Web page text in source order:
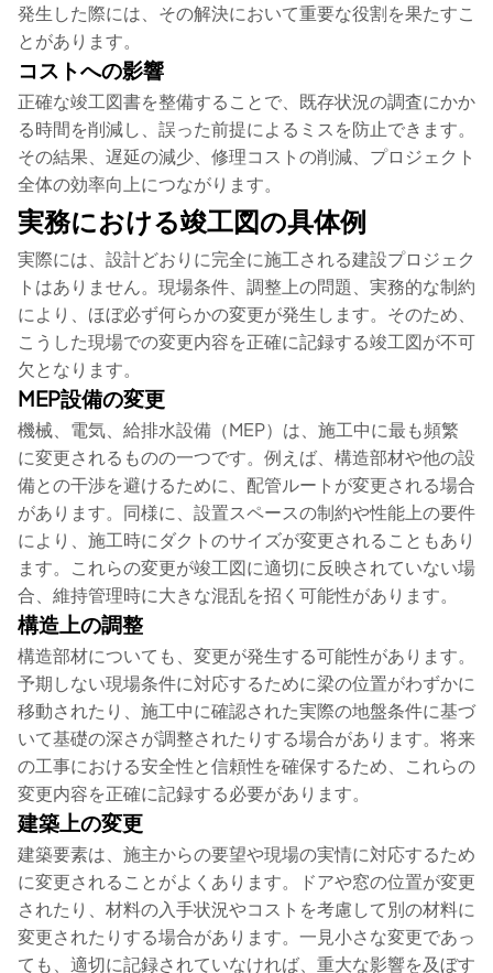
発生した際には、その解決において重要な役割を果たすこ
とがあります。
コストへの影響
正確な竣工図書を整備することで、既存状況の調査にかか
る時間を削減し、誤った前提によるミスを防止できます。
その結果、遅延の減少、修理コストの削減、プロジェクト
全体の効率向上につながります。
実務における竣工図の具体例
実際には、設計どおりに完全に施工される建設プロジェク
トはありません。現場条件、調整上の問題、実務的な制約
により、ほぼ必ず何らかの変更が発生します。そのため、
こうした現場での変更内容を正確に記録する竣工図が不可
欠となります。
MEP設備の変更
機械、電気、給排水設備（MEP）は、施工中に最も頻繁
に変更されるものの一つです。例えば、構造部材や他の設
備との干渉を避けるために、配管ルートが変更される場合
があります。同様に、設置スペースの制約や性能上の要件
により、施工時にダクトのサイズが変更されることもあり
ます。これらの変更が竣工図に適切に反映されていない場
合、維持管理時に大きな混乱を招く可能性があります。
構造上の調整
構造部材についても、変更が発生する可能性があります。
予期しない現場条件に対応するために梁の位置がわずかに
移動されたり、施工中に確認された実際の地盤条件に基づ
いて基礎の深さが調整されたりする場合があります。将来
の工事における安全性と信頼性を確保するため、これらの
変更内容を正確に記録する必要があります。
建築上の変更
建築要素は、施主からの要望や現場の実情に対応するため
に変更されることがよくあります。ドアや窓の位置が変更
されたり、材料の入手状況やコストを考慮して別の材料に
変更されたりする場合があります。一見小さな変更であっ
ても、適切に記録されていなければ、重大な影響を及ぼす